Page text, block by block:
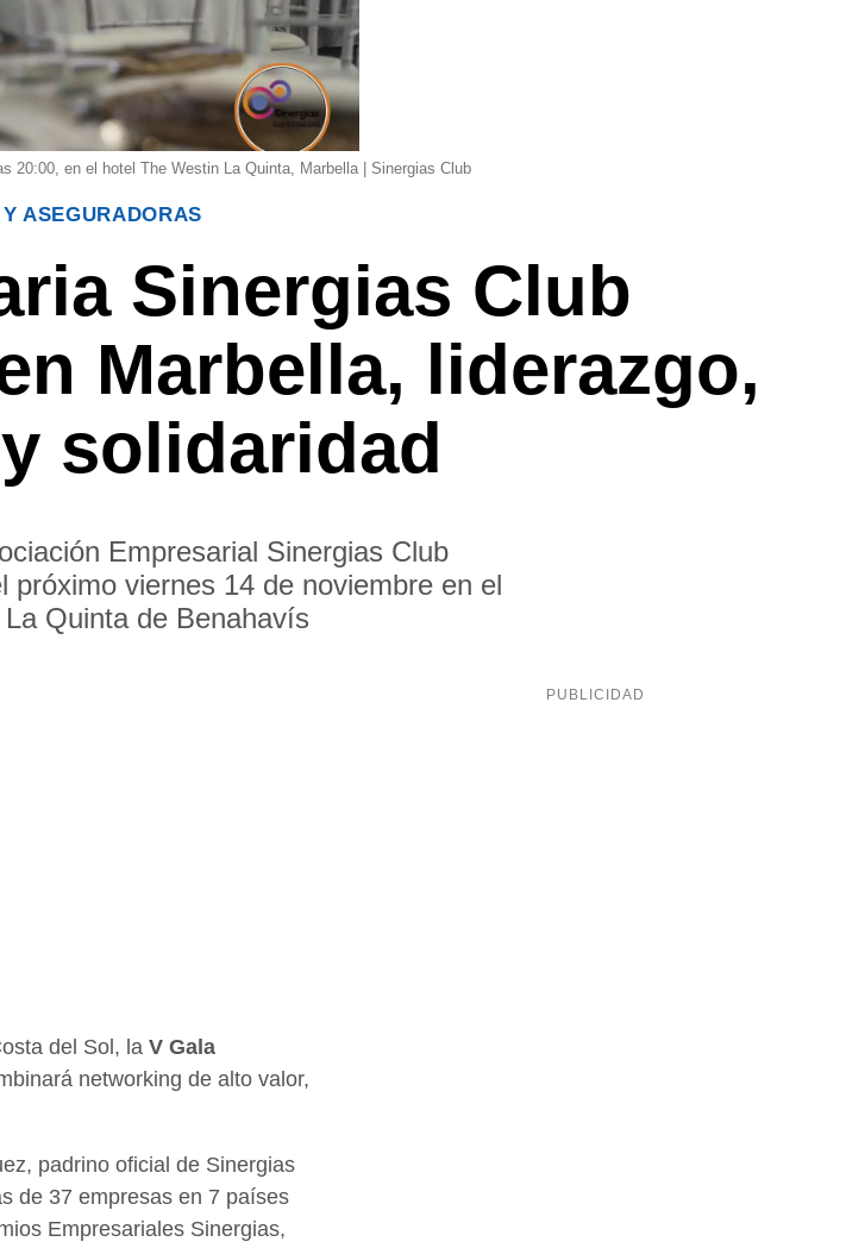
20:00, en el hotel The Westin La Quinta, Marbella | Sinergias Club
ASEGURADORAS
Sinergias Club
Marbella, liderazgo,
solidaridad
Empresarial Sinergias Club
próximo viernes 14 de noviembre en el
Quinta de Benahavís
del Sol, la V Gala
networking de alto valor,
padrino oficial de Sinergias
de 37 empresas en 7 países
Empresariales Sinergias,